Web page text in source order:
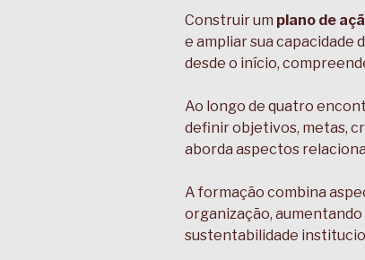
Construir um plano de
e ampliar sua
desde o início,
Ao longo de quatro
definir objetivos, metas,
aborda aspectos
A formação combina
organização,
sustentabilidade